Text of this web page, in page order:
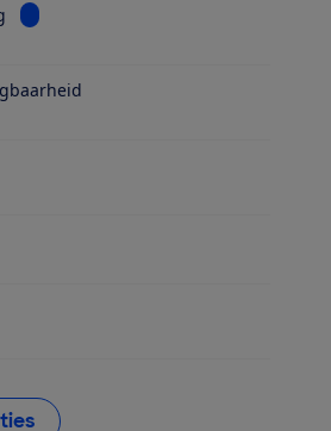
Bekijk informatie voor Aanbevolen
voor Met afzuiging